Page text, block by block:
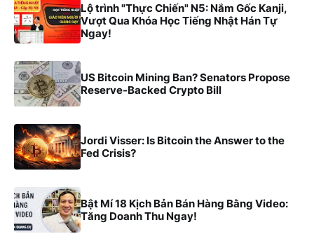
Lộ trình "Thực Chiến" N5: Nắm Gốc Kanji,
Vượt Qua Khóa Học Tiếng Nhật Hán Tự
Ngay!
US Bitcoin Mining Ban? Senators Propose
Reserve-Backed Crypto Bill
Jordi Visser: Is Bitcoin the Answer to the
Fed Crisis?
Bật Mí 18 Kịch Bản Bán Hàng Bằng Video:
Tăng Doanh Thu Ngay!